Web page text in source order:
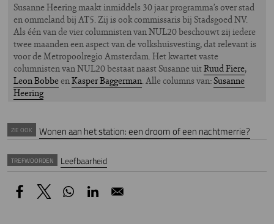
Susanne Heering maakt inmiddels 30 jaar programma’s over stad
en ommeland bij AT5. Zij is ook commissaris bij Stadsgoed NV.
Als één van de vier columnisten van NUL20 beschouwt zij iedere
twee maanden een aspect van de volkshuisvesting, dat relevant is
voor de Metropoolregio Amsterdam. Het kwartet vaste
columnisten van NUL20 bestaat naast Susanne uitRuud Fiere,
Leon BobbeenKasper Baggerman. Alle columns van:Susanne
Heering
ZIE OOK Wonen aan het station: een droom of een nachtmerrie?
TREFWOORDEN Leefbaarheid